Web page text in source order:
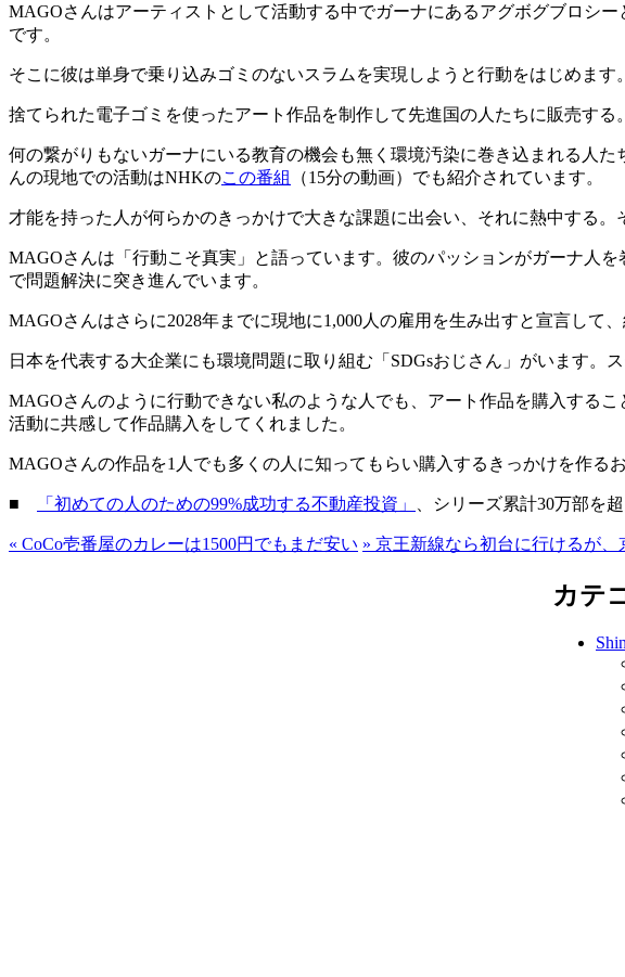
MAGOさんはアーティストとして活動する中でガーナにあるアグボグブロシ
です。
そこに彼は単身で乗り込みゴミのないスラムを実現しようと行動をはじめます。
捨てられた電子ゴミを使ったアート作品を制作して先進国の人たちに販売す
何の繋がりもないガーナにいる教育の機会も無く環境汚染に巻き込まれる人
んの現地での活動はNHKのこの番組 （15分の動画）でも紹介されています。
才能を持った人が何らかのきっかけで大きな課題に出会い、それに熱中する
MAGOさんは「行動こそ真実」と語っています。彼のパッションがガーナ人
で問題解決に突き進んでいます。
MAGOさんはさらに2028年までに現地に1,000人の雇用を生み出すと宣言して
日本を代表する大企業にも環境問題に取り組む「SDGsおじさん」がいます。
MAGOさんのように行動できない私のような人でも、アート作品を購入する
活動に共感して作品購入をしてくれました。
MAGOさんの作品を1人でも多くの人に知ってもらい購入するきっかけを作る
■ 「初めての人のための99%成功する不動産投資」 、シリーズ累計30万部を
« CoCo壱番屋のカレーは1500円でもまだ安い » 京王新線なら初台に行けるが
カテ